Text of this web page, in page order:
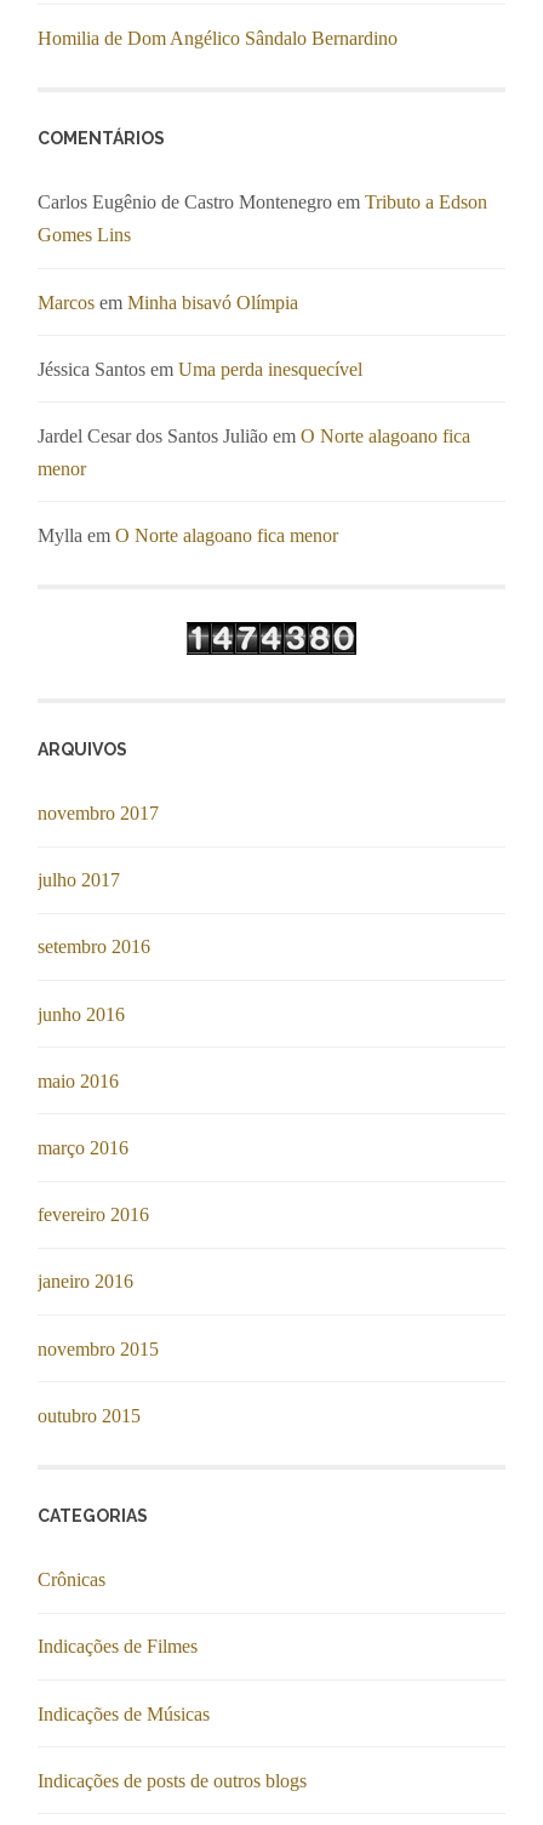
Homilia de Dom Angélico Sândalo Bernardino
COMENTÁRIOS
Carlos Eugênio de Castro Montenegro emTributo a Edson
Gomes Lins
Marcos emMinha bisavó Olímpia
Jéssica Santos emUma perda inesquecível
Jardel Cesar dos Santos Julião emO Norte alagoano fica
menor
Mylla emO Norte alagoano fica menor
ARQUIVOS
novembro 2017
julho 2017
setembro 2016
junho 2016
maio 2016
março 2016
fevereiro 2016
janeiro 2016
novembro 2015
outubro 2015
CATEGORIAS
Crônicas
Indicações de Filmes
Indicações de Músicas
Indicações de posts de outros blogs